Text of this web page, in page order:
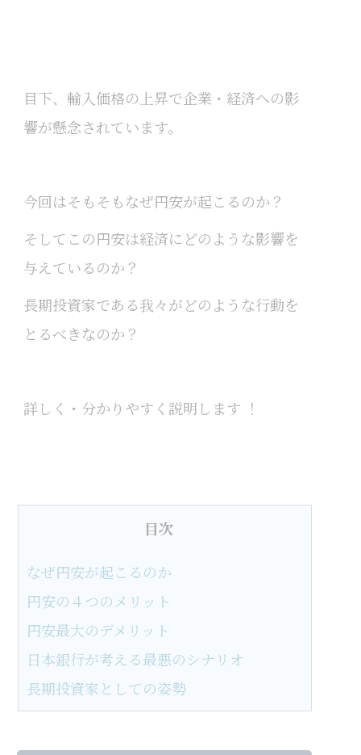
目下、輸入価格の上昇で企業・経済への影
響が懸念されています。
今回はそもそもなぜ円安が起こるのか？
そしてこの円安は経済にどのような影響を
与えているのか？
長期投資家である我々がどのような行動を
とるべきなのか？
詳しく・分かりやすく説明します ！
目次
なぜ円安が起こるのか
円安の４つのメリット
円安最大のデメリット
日本銀行が考える最悪のシナリオ
長期投資家としての姿勢